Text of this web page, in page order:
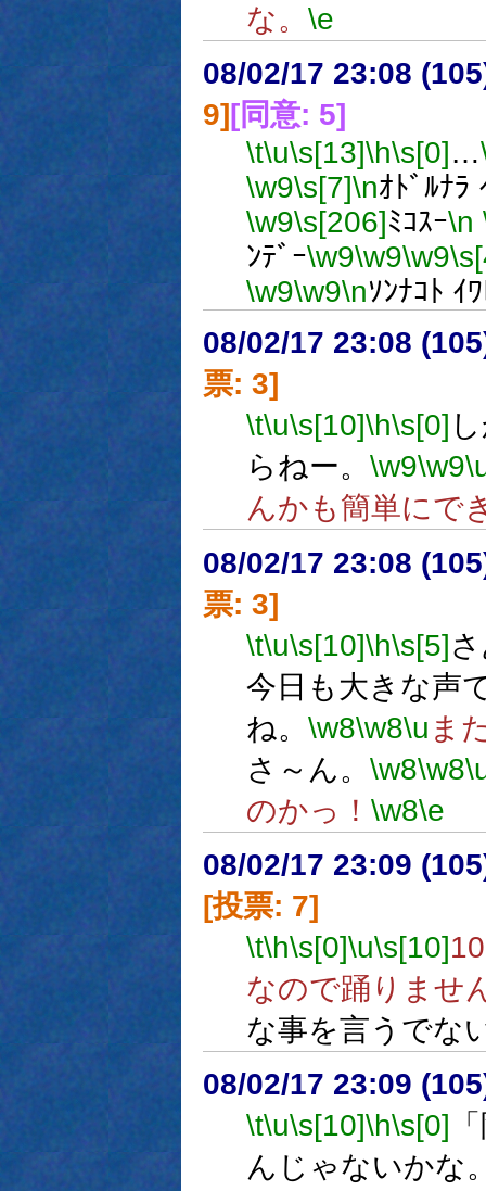
な。 \e
08/02/17 23:08
9][同意: 5]
\t\u\s[13]\h\s[0]…
\w9\s[7]\nｵﾄﾞﾙﾅﾗ
\w9\s[206]ﾐｺｽｰ\n
ﾝﾃﾞｰ\w9\w9\w9
\w9\w9\nｿﾝﾅｺﾄ ｲ
08/02/17 23:08
票: 3]
\t\u\s[10]\h\s[0]
らねー。 \w9\w9
んかも簡単にで
08/02/17 23:08
票: 3]
\t\u\s[10]\h\s[5]
今日も大きな声
ね。 \w8\w8\u ま
さ～ん。 \w8\w8
のかっ！ \w8\e
08/02/17 23:09
[投票: 7]
\t\h\s[0]\u\s[10]
なので踊りませ
な事を言うでな
08/02/17 23:09
\t\u\s[10]\h\s[0]
んじゃないかな